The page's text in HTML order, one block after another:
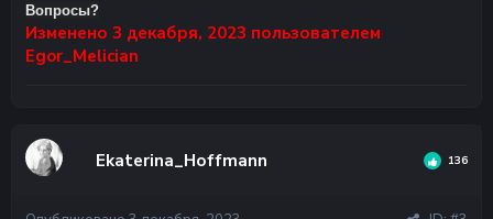
Вопросы?
Изменено 3 декабря, 2023 пользователем
Egor_Melician
Ekaterina_Hoffmann 136